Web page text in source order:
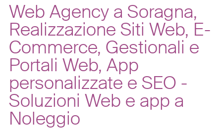
Web Agency a Soragna,
Realizzazione Siti Web, E-
Commerce, Gestionali e
Portali Web, App
personalizzate e SEO -
Soluzioni Web e app a
Noleggio